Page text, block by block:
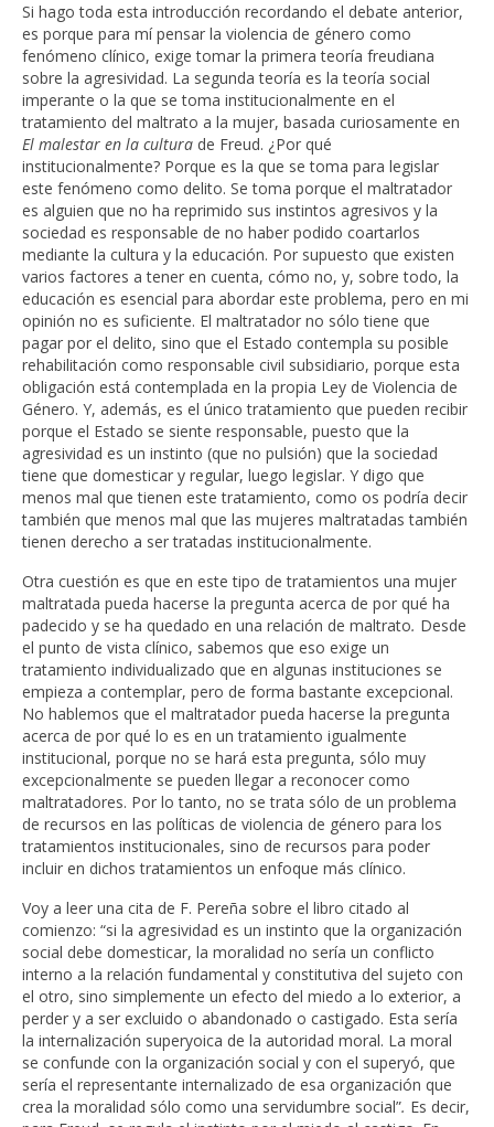
Si hago toda esta introducción recordando el debate anterior,
es porque para mí pensar la violencia de género como
fenómeno clínico, exige tomar la primera teoría freudiana
sobre la agresividad. La segunda teoría es la teoría social
imperante o la que se toma institucionalmente en el
tratamiento del maltrato a la mujer, basada curiosamente en
El malestar en la cultura de Freud. ¿Por qué
institucionalmente? Porque es la que se toma para legislar
este fenómeno como delito. Se toma porque el maltratador
es alguien que no ha reprimido sus instintos agresivos y la
sociedad es responsable de no haber podido coartarlos
mediante la cultura y la educación. Por supuesto que existen
varios factores a tener en cuenta, cómo no, y, sobre todo, la
educación es esencial para abordar este problema, pero en mi
opinión no es suficiente. El maltratador no sólo tiene que
pagar por el delito, sino que el Estado contempla su posible
rehabilitación como responsable civil subsidiario, porque esta
obligación está contemplada en la propia Ley de Violencia de
Género. Y, además, es el único tratamiento que pueden recibir
porque el Estado se siente responsable, puesto que la
agresividad es un instinto (que no pulsión) que la sociedad
tiene que domesticar y regular, luego legislar. Y digo que
menos mal que tienen este tratamiento, como os podría decir
también que menos mal que las mujeres maltratadas también
tienen derecho a ser tratadas institucionalmente.
Otra cuestión es que en este tipo de tratamientos una mujer
maltratada pueda hacerse la pregunta acerca de por qué ha
padecido y se ha quedado en una relación de maltrato. Desde
el punto de vista clínico, sabemos que eso exige un
tratamiento individualizado que en algunas instituciones se
empieza a contemplar, pero de forma bastante excepcional.
No hablemos que el maltratador pueda hacerse la pregunta
acerca de por qué lo es en un tratamiento igualmente
institucional, porque no se hará esta pregunta, sólo muy
excepcionalmente se pueden llegar a reconocer como
maltratadores. Por lo tanto, no se trata sólo de un problema
de recursos en las políticas de violencia de género para los
tratamientos institucionales, sino de recursos para poder
incluir en dichos tratamientos un enfoque más clínico.
Voy a leer una cita de F. Pereña sobre el libro citado al
comienzo: “si la agresividad es un instinto que la organización
social debe domesticar, la moralidad no sería un conflicto
interno a la relación fundamental y constitutiva del sujeto con
el otro, sino simplemente un efecto del miedo a lo exterior, a
perder y a ser excluido o abandonado o castigado. Esta sería
la internalización superyoica de la autoridad moral. La moral
se confunde con la organización social y con el superyó, que
sería el representante internalizado de esa organización que
crea la moralidad sólo como una servidumbre social”. Es decir,